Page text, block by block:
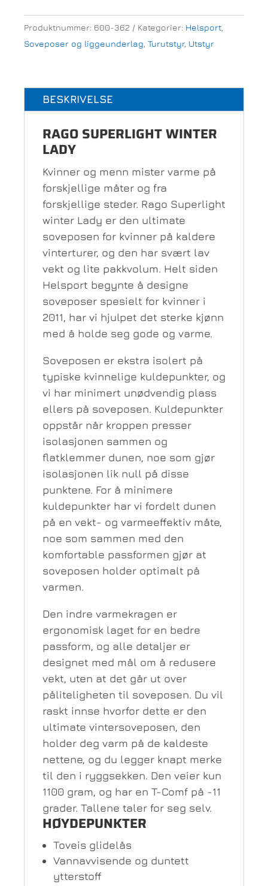
Produktnummer: 600-362 Kategorier: Helsport,
Soveposer og liggeunderlag, Turutstyr, Utstyr
BESKRIVELSE
RAGO SUPERLIGHT WINTER
LADY
Kvinner og menn mister varme på
forskjellige måter og fra
forskjellige steder. Rago Superlight
winter Lady er den ultimate
soveposen for kvinner på kaldere
vinterturer, og den har svært lav
vekt og lite pakkvolum. Helt siden
Helsport begynte å designe
soveposer spesielt for kvinner i
2011, har vi hjulpet det sterke kjønn
med å holde seg gode og varme.
Soveposen er ekstra isolert på
typiske kvinnelige kuldepunkter, og
vi har minimert unødvendig plass
ellers på soveposen. Kuldepunkter
oppstår når kroppen presser
isolasjonen sammen og
flatklemmer dunen, noe som gjør
isolasjonen lik null på disse
punktene. For å minimere
kuldepunkter har vi fordelt dunen
på en vekt- og varmeeffektiv måte,
noe som sammen med den
komfortable passformen gjør at
soveposen holder optimalt på
varmen.
Den indre varmekragen er
ergonomisk laget for en bedre
passform, og alle detaljer er
designet med mål om å redusere
vekt, uten at det går ut over
påliteligheten til soveposen. Du vil
raskt innse hvorfor dette er den
ultimate vintersoveposen, den
holder deg varm på de kaldeste
nettene, og du legger knapt merke
til den i ryggsekken. Den veier kun
1100 gram, og har en T-Comf på -11
grader. Tallene taler for seg selv.
HØYDEPUNKTER
Toveis glidelås
Vannavvisende og duntett
ytterstoff